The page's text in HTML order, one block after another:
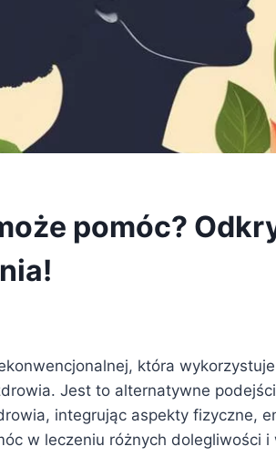
pomóc?
która wykorzystuje
Jest to alternatywne
integrując aspekty fizyczne,
w leczeniu różnych dolegliwości i